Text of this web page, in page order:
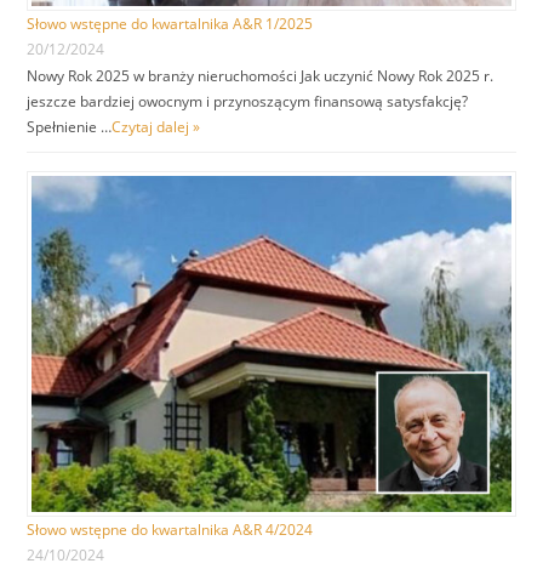
Słowo wstępne do kwartalnika A&R 1/2025
20/12/2024
Nowy Rok 2025 w branży nieruchomości Jak uczynić Nowy Rok 2025 r.
jeszcze bardziej owocnym i przynoszącym finansową satysfakcję?
Spełnienie …Czytaj dalej »
Słowo wstępne do kwartalnika A&R 4/2024
24/10/2024